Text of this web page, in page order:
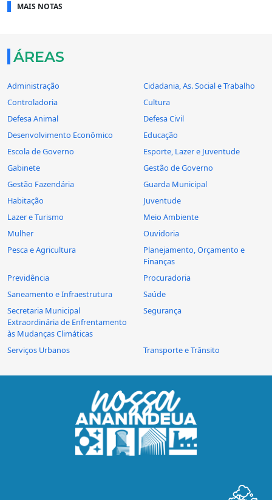
MAIS NOTAS
ÁREAS
Administração
Cidadania, As. Social e Trabalho
Controladoria
Cultura
Defesa Animal
Defesa Civil
Desenvolvimento Econômico
Educação
Escola de Governo
Esporte, Lazer e Juventude
Gabinete
Gestão de Governo
Gestão Fazendária
Guarda Municipal
Habitação
Juventude
Lazer e Turismo
Meio Ambiente
Mulher
Ouvidoria
Pesca e Agricultura
Planejamento, Orçamento e
Finanças
Previdência
Procuradoria
Saneamento e Infraestrutura
Saúde
Secretaria Municipal
Extraordinária de Enfrentamento
às Mudanças Climáticas
Segurança
Serviços Urbanos Transporte e Trânsito